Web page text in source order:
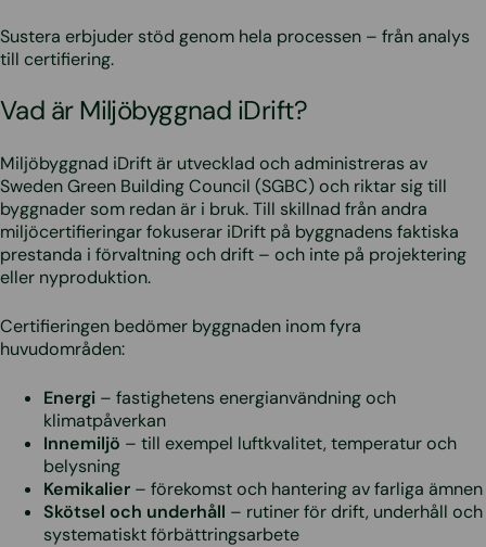
Sustera erbjuder stöd genom hela processen – från analys
till certifiering.
Vad är Miljöbyggnad iDrift?
Miljöbyggnad iDrift är utvecklad och administreras av
Sweden Green Building Council (SGBC) och riktar sig till
byggnader som redan är i bruk. Till skillnad från andra
miljöcertifieringar fokuserar iDrift på byggnadens faktiska
prestanda i förvaltning och drift – och inte på projektering
eller nyproduktion.
Certifieringen bedömer byggnaden inom fyra
huvudområden:
Energi – fastighetens energianvändning och
klimatpåverkan
Innemiljö – till exempel luftkvalitet, temperatur och
belysning
Kemikalier – förekomst och hantering av farliga ämnen
Skötsel och underhåll – rutiner för drift, underhåll och
systematiskt förbättringsarbete